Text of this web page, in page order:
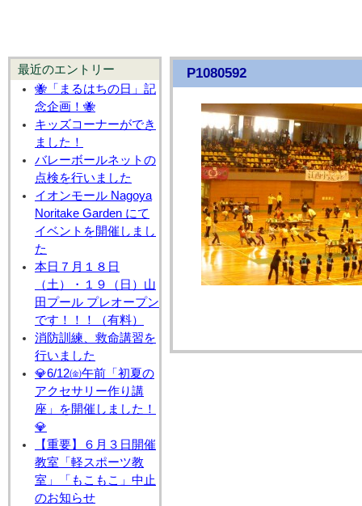
最近のエントリー
🐝「まるはちの日」記
念企画！🐝
キッズコーナーができ
ました！
バレーボールネットの
点検を行いました
イオンモール Nagoya
Noritake Garden にて
イベントを開催しまし
た
本日７月１８日
（土）・１９（日）山
田プール プレオープン
です！！！（有料）
消防訓練、救命講習を
行いました
💎6/12㈮午前「初夏の
アクセサリー作り講
座」を開催しました！
💎
【重要】６月３日開催
教室「軽スポーツ教
室」「もこもこ」中止
のお知らせ
P1080592